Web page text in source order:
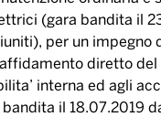
(gara bandita il
per un impegno
diretto del
interna ed agli
il 18.07.2019